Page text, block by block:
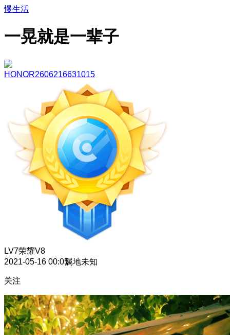
慢生活
一晃就是一辈子
HONOR2606216631015
LV7荣耀V8
2021-05-16 00:05属地未知
关注